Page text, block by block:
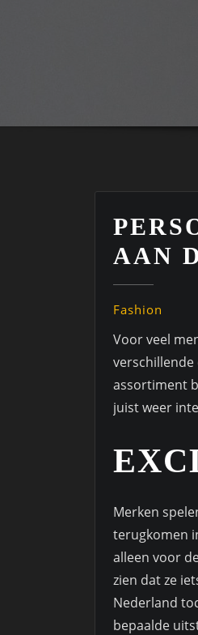
AAN
Fashion
Voor veel
assortiment
juist weer
Merken
terugkomen
alleen voor
zien dat ze
Nederland
bepaalde